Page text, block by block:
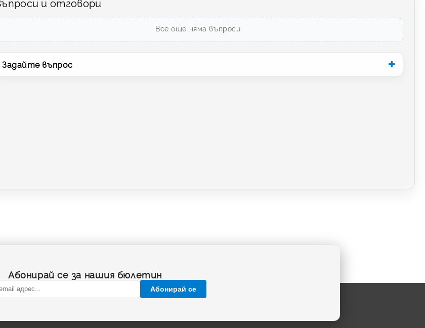
Все още няма въпроси.
Задайте въпрос
Абонирай се за нашия бюлетин
Абонирай се